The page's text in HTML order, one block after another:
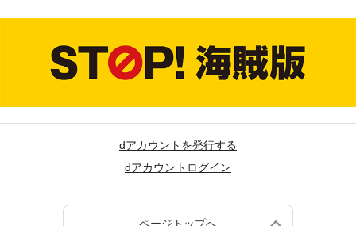
dアカウントを発行する
dアカウントログイン